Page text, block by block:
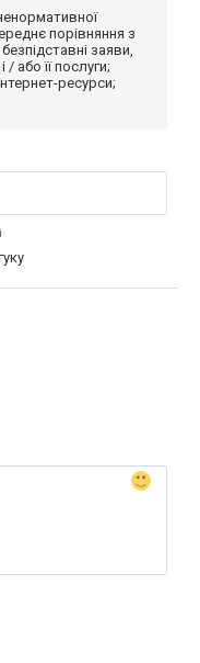
порівняння з
заяви,
або її послуги;
ресурси;